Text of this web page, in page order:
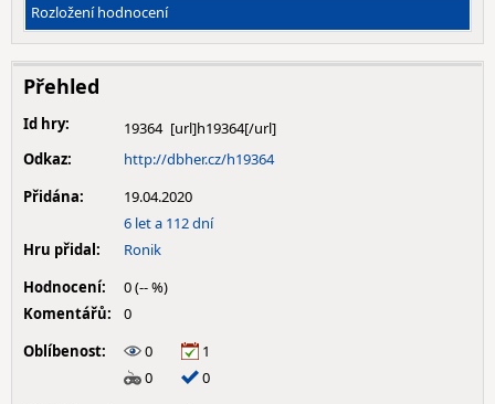
Rozložení hodnocení
Přehled
Id hry:
19364
Odkaz:
http://dbher.cz/h19364
Přidána:
19.04.2020
6 let a 112 dní
Hru přidal:
Ronik
Hodnocení:
0 (-- %)
Komentářů:
0
Oblíbenost:
0
1
0
0